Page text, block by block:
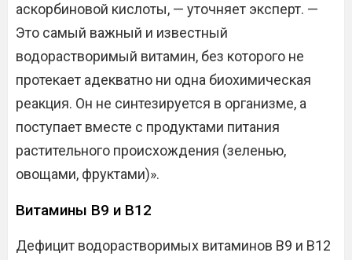
аскорбиновой кислоты, — уточняет эксперт. —
Это самый важный и известный
водорастворимый витамин, без которого не
протекает адекватно ни одна биохимическая
реакция. Он не синтезируется в организме, а
поступает вместе с продуктами питания
растительного происхождения (зеленью,
овощами, фруктами)».
Витамины B9 и B12
Дефицит водорастворимых витаминов B9 и B12